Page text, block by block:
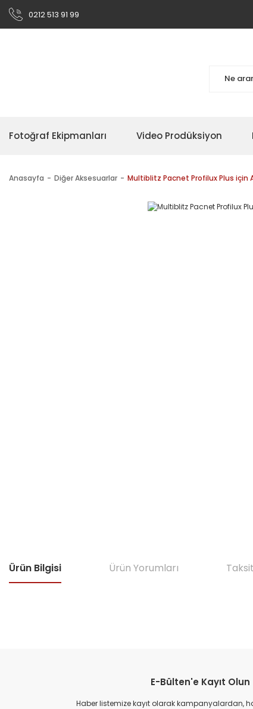
0212 513 91 99
Fotoğraf Ekipmanları Video Prodüksiyon
Anasayfa Diğer Aksesuarlar Multiblitz Pacnet Profilux Plus için
Ürün Bilgisi Ürün Yorumları
Ürün resmi kalitesiz, bozuk veya görüntülenemiyor.
Ürün açıklamasında eksik bilgiler bulunuyor.
E-Bülten'e Kayıt Olun
Haber listemize kayıt olarak kampanyalardan,